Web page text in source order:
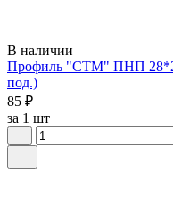
В наличии
Профиль "СТМ" ПНП
под.)
85 ₽
за 1 шт